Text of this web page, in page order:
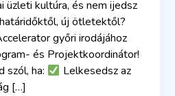
üzleti kultúra, és nem ijedsz
új ötletektől?
győri irodájához
és Projektkoordinátor!
szól, ha:
Lelkesedsz az
[…]